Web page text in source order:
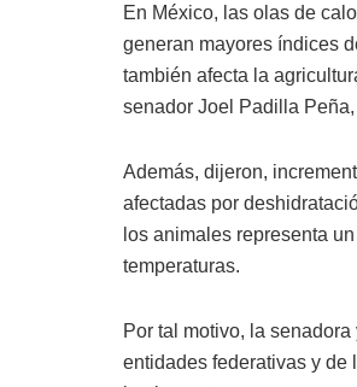
En México, las olas de
generan mayores índices
también afecta la
senador Joel Padilla Peña,
Además, dijeron,
afectadas por
los animales representa
temperaturas.
Por tal motivo, la
entidades federativas y de